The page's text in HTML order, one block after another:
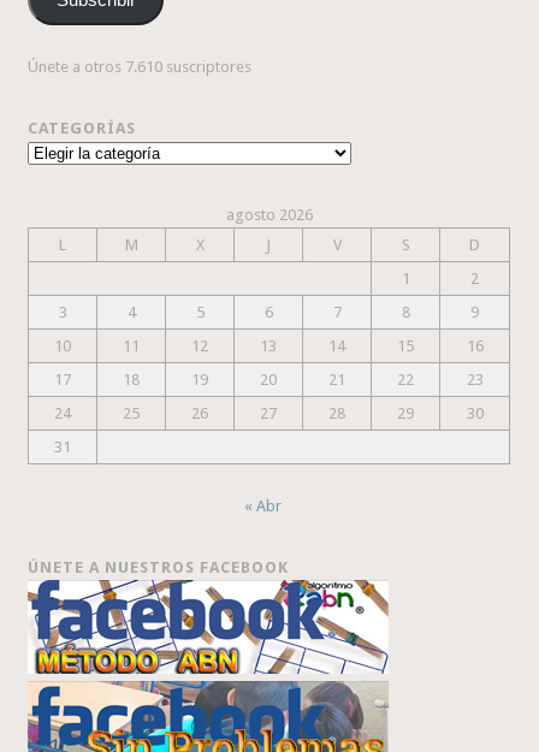
electrónico
Únete a otros 7.610 suscriptores
CATEGORÍAS
Categorías
agosto 2026
L
M X J V S
D
1
2
3
4 5 6 7 8
9
10
11 12 13 14 15
16
17
18 19 20 21 22
23
24
25 26 27 28 29
30
31
« Abr
ÚNETE A NUESTROS FACEBOOK